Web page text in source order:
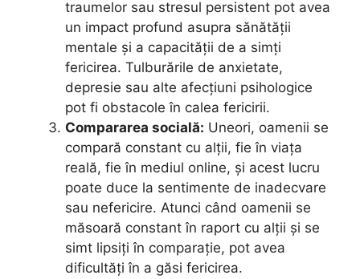
traumelor sau stresul persistent pot avea
un impact profund asupra sănătății
mentale și a capacității de a simți
fericirea. Tulburările de anxietate,
depresie sau alte afecțiuni psihologice
pot fi obstacole în calea fericirii.
Compararea socială: Uneori, oamenii se
compară constant cu alții, fie în viața
reală, fie în mediul online, și acest lucru
poate duce la sentimente de inadecvare
sau nefericire. Atunci când oamenii se
măsoară constant în raport cu alții și se
simt lipsiți în comparație, pot avea
dificultăți în a găsi fericirea.